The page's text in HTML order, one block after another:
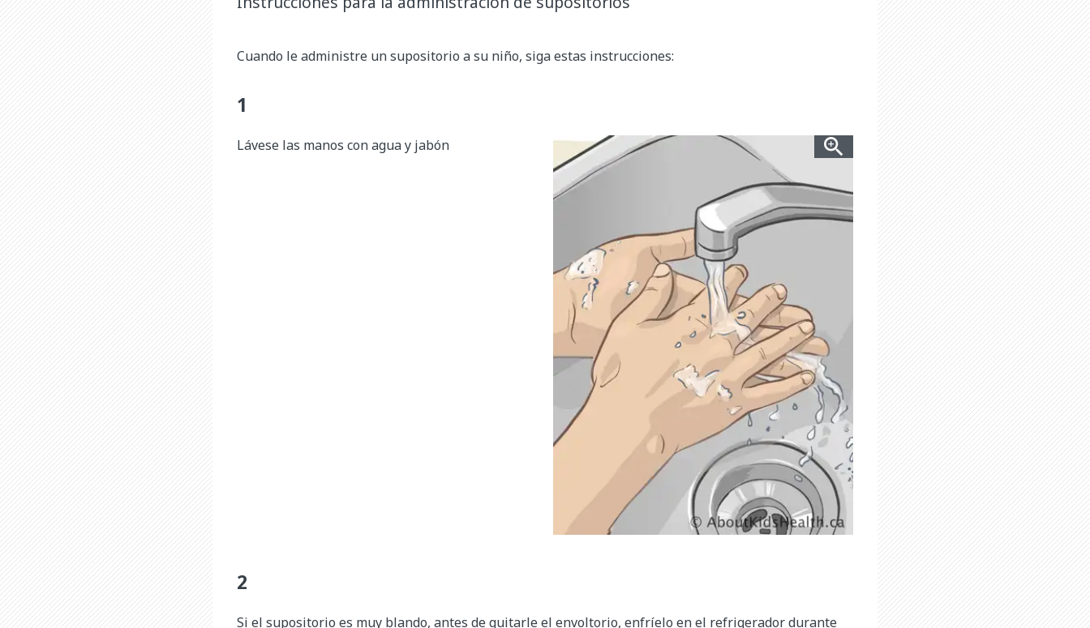
Cuando le administre un supositorio a su niño, siga estas instrucciones:
Lávese las manos con agua y jabón
Si el supositorio es muy blando, antes de quitarle el envoltorio, enfríelo en el refrigerador durante